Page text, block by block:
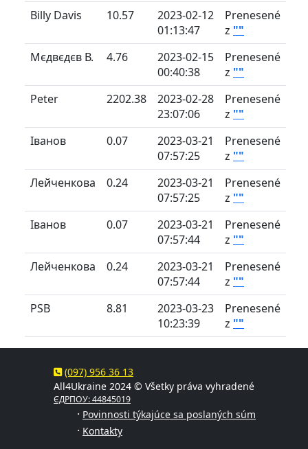
Billy Davis
10.57
2023-02-12
01:13:47
Prenesené
z ""
Мєдвєдєв В.
4.76
2023-02-15
00:40:38
Prenesené
z ""
Peter
2202.38
2023-02-28
23:07:06
Prenesené
z ""
Іванов
0.07
2023-03-21
07:57:25
Prenesené
z ""
Лейченкова
0.24
2023-03-21
07:57:25
Prenesené
z ""
Іванов
0.07
2023-03-21
07:57:44
Prenesené
z ""
Лейченкова
0.24
2023-03-21
07:57:44
Prenesené
z ""
PSB
8.81
2023-03-23
10:23:39
Prenesené
z ""
(097) 956 36 13
All4Ukraine 2024 © Všetky práva vyhradené
ЄДРПОУ: 44845019
· Povinnosti týkajúce sa poslaných súm
· Kontakty